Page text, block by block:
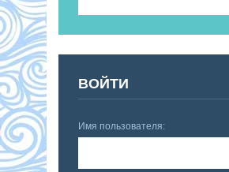
ВОЙТИ
Имя пользователя: